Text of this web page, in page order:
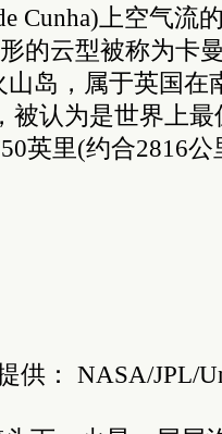
Cunha)上空气流
的云型被称为卡
岛，属于英国在
被认为是世界上
英里(约合2816
供： NASA/JPL/